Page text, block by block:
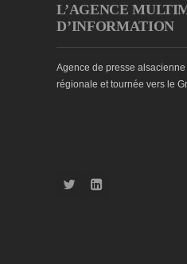
L’AGENCE
D’INFORMATION
Agence de presse
régionale et tournée vers le